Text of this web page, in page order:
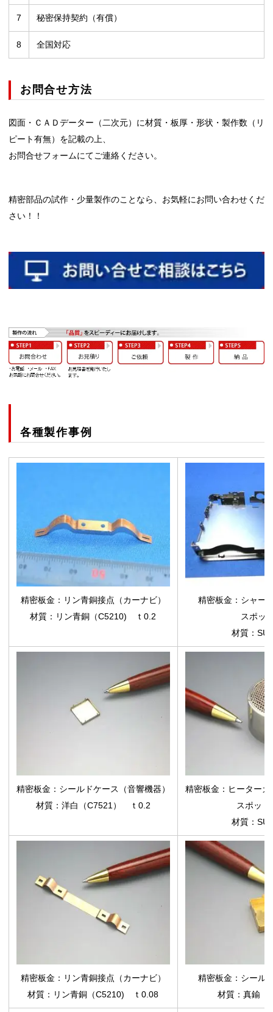
7 秘密保持契約（有償）
8 全国対応
お問合せ方法
図面・ＣＡＤデーター（二次元）に材質・板厚・形状・製作数（リ
ピート有無）を記載の上、
お問合せフォームにてご連絡ください。
精密部品の試作・少量製作のことなら、お気軽にお問い合わせくだ
さい！！
各種製作事例
精密板金：リン青銅接点（カーナビ）
材質：リン青銅（C5210) ｔ0.2
精密板金：シャー
スポッ
材質：
精密板金：シールドケース（音響機器）
材質：洋白（C7521） ｔ0.2
精密板金：ヒーター
スポッ
材質：
精密板金：リン青銅接点（カーナビ）
材質：リン青銅（C5210) ｔ0.08
精密板金：シール
材質：真鍮